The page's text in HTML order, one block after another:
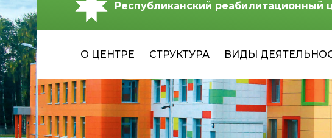
Республиканский
О ЦЕНТРЕ СТРУКТУРА ВИДЫ